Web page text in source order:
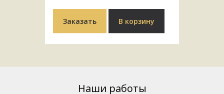
Заказать В корзину
Наши работы